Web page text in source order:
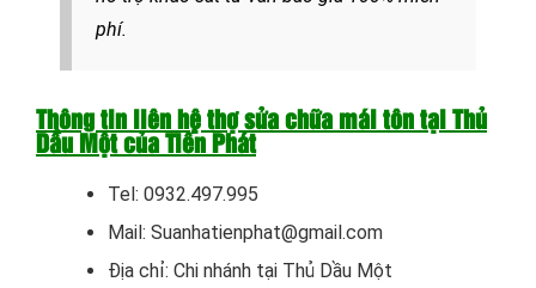
phí.
Thông tin liên hệ thợ sửa chữa mái tôn tại Thủ
Dầu Một của Tiến Phát
Tel: 0932.497.995
Mail: Suanhatienphat@gmail.com
Địa chỉ: Chi nhánh tại Thủ Dầu Một